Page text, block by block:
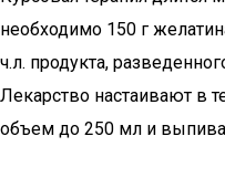
необходимо 150 г
ч.л. продукта,
Лекарство настаивают в
объем до 250 мл и